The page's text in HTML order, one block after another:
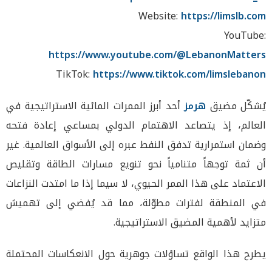
Website: https://limslb.com
YouTube:
https://www.youtube.com/@LebanonMatters
TikTok: https://www.tiktok.com/limslebanon
يُشكّل مضيق هرمزأحد أبرز الممرات المائية الاستراتيجية في
العالم، إذ يتصاعد الاهتمام الدولي بمساعي إعادة فتحه
وضمان استمرارية تدفق النفط عبره إلى الأسواق العالمية. غير
أن ثمة توجهاً متنامياً نحو تنويع مسارات الطاقة وتقليص
الاعتماد على هذا الممر الحيوي، لا سيما إذا ما امتدت النزاعات
في المنطقة لفترات مطوّلة، مما قد يُفضي إلى تهميش
متزايد لأهمية المضيق الاستراتيجية.
يطرح هذا الواقع تساؤلات جوهرية حول الانعكاسات المحتملة